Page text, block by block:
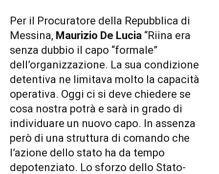
Per il Procuratore della Repubblica di
Messina, Maurizio De Lucia “Riina era
senza dubbio il capo “formale”
dell’organizzazione. La sua condizione
detentiva ne limitava molto la capacità
operativa. Oggi ci si deve chiedere se
cosa nostra potrà e sarà in grado di
individuare un nuovo capo. In assenza
però di una struttura di comando che
l’azione dello stato ha da tempo
depotenziato. Lo sforzo dello Stato-